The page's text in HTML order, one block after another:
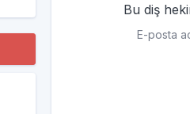
Bu diş
E-posta